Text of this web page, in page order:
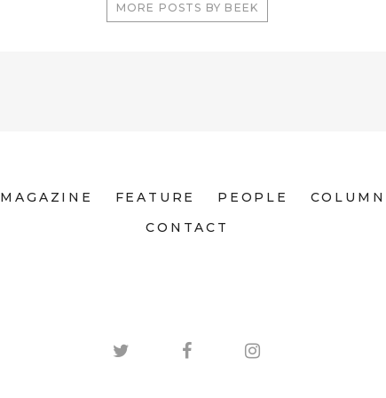
MORE POSTS BY BEEK
MAGAZINE FEATURE PEOPLE
COLUMN
CONTACT